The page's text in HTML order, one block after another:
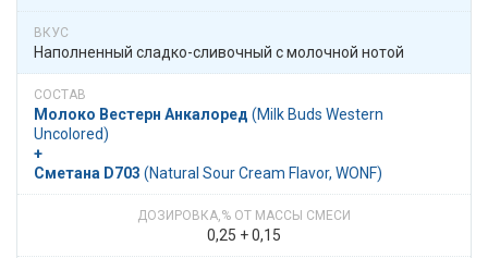
Наполненный сладко-сливочный с молочной нотой
Молоко Вестерн Анкалоред ​​ (Milk Buds Western
Uncolored)
+
Сметана D703 ​​ (​Natural Sour Cream Flavor, WONF)
0,25 + 0,15